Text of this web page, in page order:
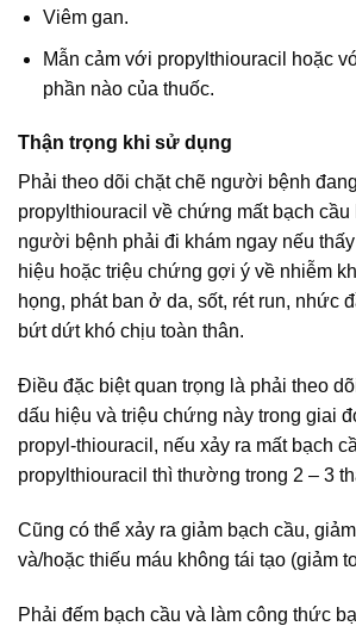
Viêm gan.
Mẫn cảm với propylthiouracil hoặc
phần nào của thuốc.
Thận trọng khi sử dụng
Phải theo dõi chặt chẽ người bệnh
propylthiouracil về chứng mất bạch
người bệnh phải đi khám ngay nếu
hiệu hoặc triệu chứng gợi ý về nhiễm
họng, phát ban ở da, sốt, rét run, nhức
bứt dứt khó chịu toàn thân.
Điều đặc biệt quan trọng là phải theo
dấu hiệu và triệu chứng này trong giai
propyl-thiouracil, nếu xảy ra mất bạch
propylthiouracil thì thường trong 2 – 3
Cũng có thể xảy ra giảm bạch cầu,
và/hoặc thiếu máu không tái tạo (giảm
Phải đếm bạch cầu và làm công thức